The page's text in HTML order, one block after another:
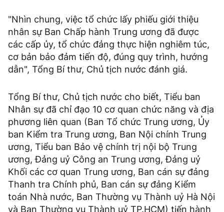
"Nhìn chung, việc tổ chức lấy phiếu giới thiệu
nhân sự Ban Chấp hành Trung ương đã được
các cấp ủy, tổ chức đảng thực hiện nghiêm túc,
cơ bản bảo đảm tiến độ, đúng quy trình, hướng
dẫn", Tổng Bí thư, Chủ tịch nước đánh giá.
Tổng Bí thư, Chủ tịch nước cho biết, Tiểu ban
Nhân sự đã chỉ đạo 10 cơ quan chức năng và địa
phương liên quan (Ban Tổ chức Trung ương, Ủy
ban Kiểm tra Trung ương, Ban Nội chính Trung
ương, Tiểu ban Bảo vệ chính trị nội bộ Trung
ương, Đảng uỷ Công an Trung ương, Đảng uỷ
Khối các cơ quan Trung ương, Ban cán sự đảng
Thanh tra Chính phủ, Ban cán sự đảng Kiểm
toán Nhà nước, Ban Thường vụ Thành uỷ Hà Nội
và Ban Thường vụ Thành uỷ TP.HCM) tiến hành